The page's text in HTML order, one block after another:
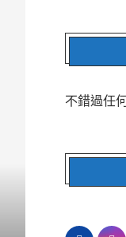
不錯過任